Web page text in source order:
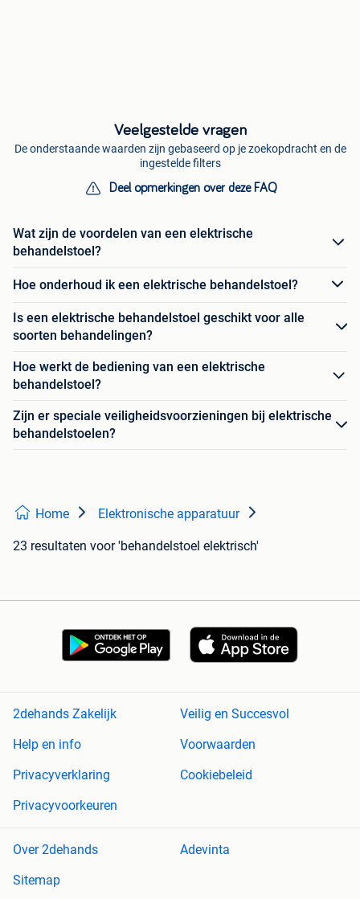
Veelgestelde vragen
De onderstaande waarden zijn gebaseerd op je zoekopdracht en de
ingestelde filters
Deel opmerkingen over deze FAQ
Wat zijn de voordelen van een elektrische
behandelstoel?
Hoe onderhoud ik een elektrische behandelstoel?
Is een elektrische behandelstoel geschikt voor alle
soorten behandelingen?
Hoe werkt de bediening van een elektrische
behandelstoel?
Zijn er speciale veiligheidsvoorzieningen bij elektrische
behandelstoelen?
Home Elektronische apparatuur
23 resultaten voor 'behandelstoel elektrisch'
2dehands Zakelijk
Veilig en Succesvol
Help en info
Voorwaarden
Privacyverklaring
Cookiebeleid
Privacyvoorkeuren
Over 2dehands
Adevinta
Sitemap